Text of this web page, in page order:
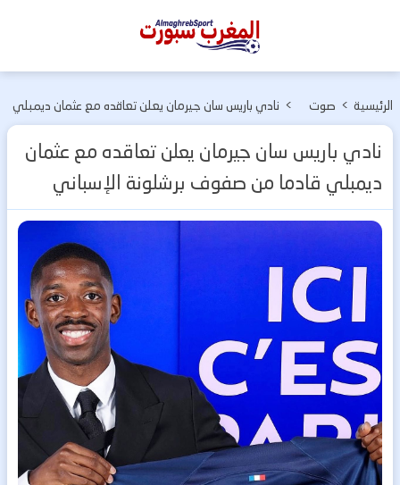
المغرب
الرئيسية > صوت
> نادي باريس سان جيرمان يعلن تعاقده مع عثمان ديمبلي
نادي باريس سان جيرمان يعلن تعاقده مع عثمان
ديمبلي قادما من صفوف برشلونة الإسباني